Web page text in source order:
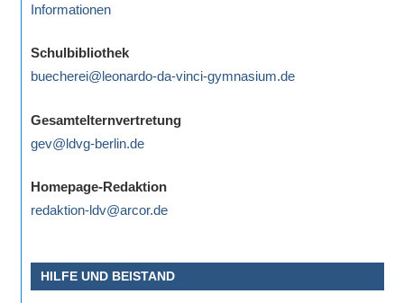
Informationen
Schulbibliothek
buecherei@leonardo-da-vinci-gymnasium.de
Gesamtelternvertretung
gev@ldvg-berlin.de
Homepage-Redaktion
redaktion-ldv@arcor.de
HILFE UND BEISTAND